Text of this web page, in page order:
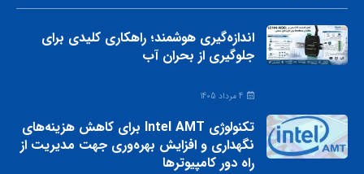
اندازه‌گیری هوشمند؛ راهکاری کلیدی برای
جلوگیری از بحران آب
4 مرداد 1405
تکنولوژی Intel AMT برای کاهش هزینه‌های
نگهداری و افزایش بهره‌وری جهت مدیریت از
راه دور کامپیوترها